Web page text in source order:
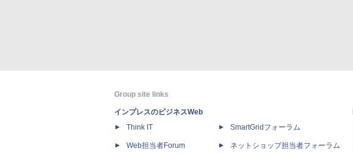
Group site links
インプレスのビジネスWeb
Think IT
Web担当者Forum
SmartGridフォーラム
ネットショップ担当者フォーラム